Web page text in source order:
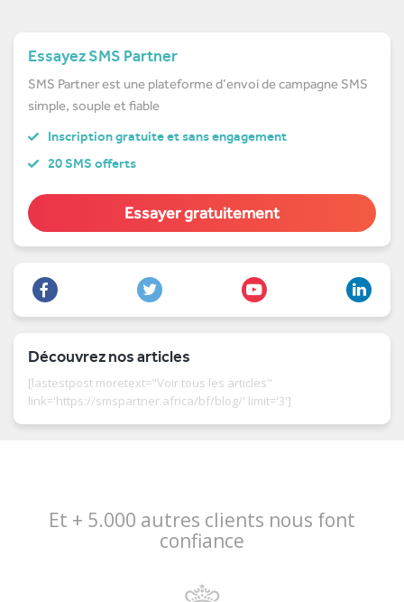
Essayez SMS Partner
SMS Partner est une plateforme d’envoi de campagne SMS
simple, souple et fiable
Inscription gratuite et sans engagement
20 SMS offerts
Essayer gratuitement
Découvrez nos articles
[lastestpost moretext="Voir tous les articles"
link='https://smspartner.africa/bf/blog/' limit='3']
Et + 5.000 autres clients nous font
confiance